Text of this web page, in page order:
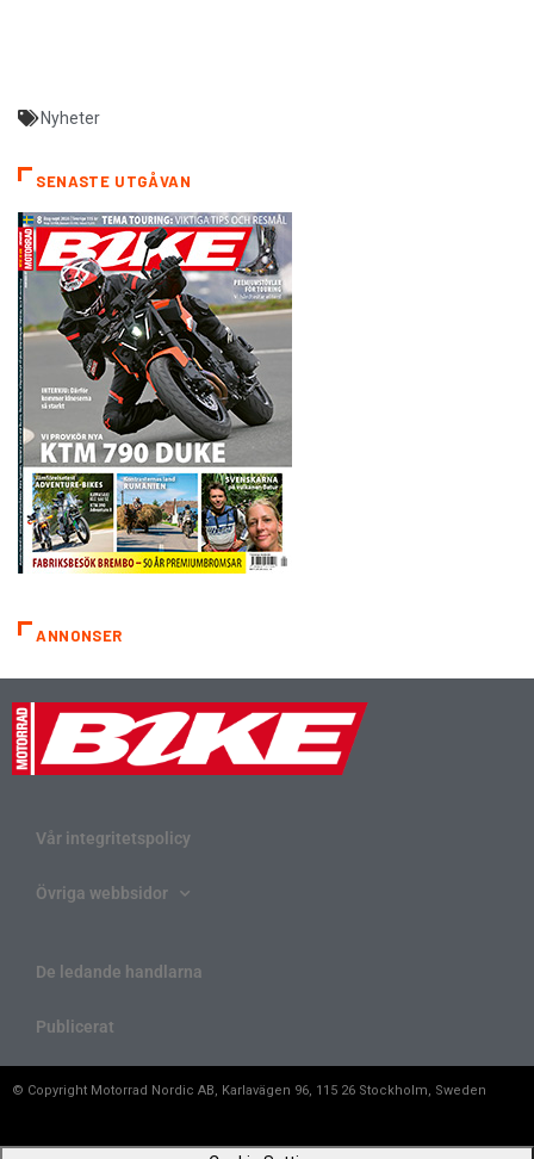
Nyheter
SENASTE UTGÅVAN
ANNONSER
Vår integritetspolicy
Övriga webbsidor
De ledande handlarna
Publicerat
© Copyright Motorrad Nordic AB, Karlavägen 96, 115 26 Stockholm, Sweden